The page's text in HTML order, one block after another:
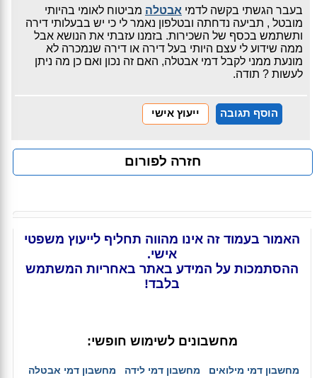
בעבר הגשתי בקשה לדמי אבטלה מביטוח לאומי בהיותי
מובטל , תביעה נדחתה ובטלפון נאמר לי כי יש בבעלותי דירה
ותשתמש בכסף של השכירות. בזמנו עזבתי את הנושא אבל
ממה שידוע לי עצם היותי בעל דירה או דירה שנמכרה לא
מונעת ממני לקבל דמי אבטלה, האם זה נכון ואם כן מה ניתן
לעשות ? תודה.
הוסף תגובה ייעוץ אישי
חזרה לפורום
האמור בעמוד זה אינו מהווה תחליף לייעוץ משפטי
אישי.
ההסתמכות על המידע באתר באחריות המשתמש
בלבד!
מחשבונים לשימוש חופשי:
מחשבון דמי מילואים מחשבון דמי לידה
מחשבון דמי אבטלה